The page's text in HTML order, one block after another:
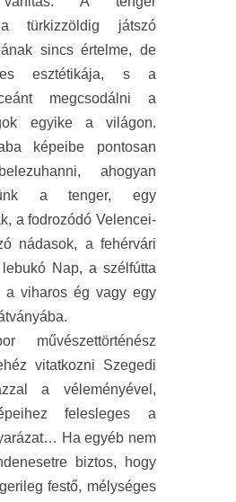
türkizzöldig játszó
sincs értelme, de
esztétikája, s a
megcsodálni a
egyike a világon.
képeibe pontosan
ahogyan
a tenger, egy
a fodrozódó Velencei-
nádasok, a fehérvári
Nap, a szélfútta
a viharos ég vagy egy
művészettörténész
vitatkozni Szegedi
a véleményével,
felesleges a
Ha egyéb nem
biztos, hogy
festő, mélységes